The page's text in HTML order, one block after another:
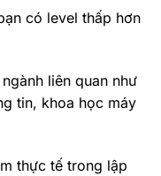
có level thấp hơn
liên quan như
tin, khoa học máy
thực tế trong lập